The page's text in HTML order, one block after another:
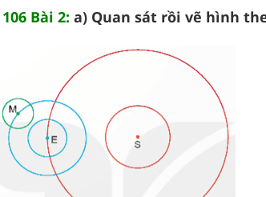
Bài 2: a) Quan sát rồi vẽ hình